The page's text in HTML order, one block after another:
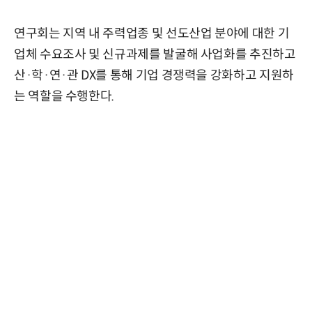
연구회는 지역 내 주력업종 및 선도산업 분야에 대한 기
업체 수요조사 및 신규과제를 발굴해 사업화를 추진하고
산·학·연·관 DX를 통해 기업 경쟁력을 강화하고 지원하
는 역할을 수행한다.